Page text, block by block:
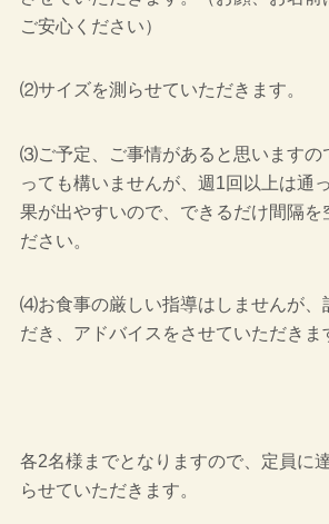
ご安心ください）
⑵サイズを測らせていただきます。
⑶ご予定、ご事情があると思いますの
っても構いませんが、週1回以上は通
果が出やすいので、できるだけ間隔を
ださい。
⑷お食事の厳しい指導はしませんが、
だき、アドバイスをさせていただきま
各2名様までとなりますので、定員に
らせていただきます。